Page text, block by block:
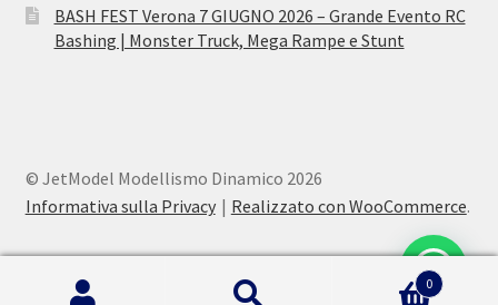
BASH FEST Verona 7 GIUGNO 2026 – Grande Evento RC
Bashing | Monster Truck, Mega Rampe e Stunt
© JetModel Modellismo Dinamico 2026
Informativa sulla Privacy
Realizzato con WooCommerce.
0